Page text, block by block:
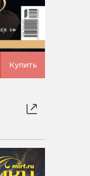
Купить